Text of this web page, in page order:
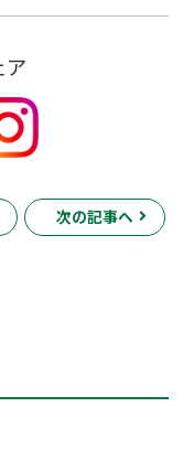
ア
次の記事へ